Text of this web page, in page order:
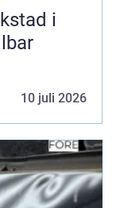
i
10 juli 2026